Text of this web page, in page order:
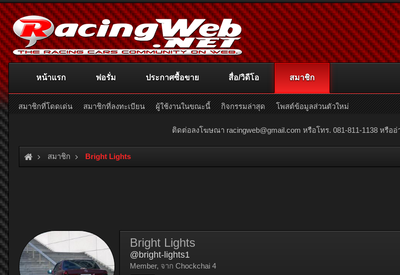
ติดต่อลงโฆษณา racingweb@gmail.com หรือโทร. 081-811-1138 หรือ
สมาชิก Bright Lights
Bright Lights
@bright-lights1
Member, จาก Chockchai 4
หน้าแรก ฟอรั่ม ประกาศซื้อขาย สื่อ/วิดีโอ สมาชิก
สมาชิกที่โดดเด่น สมาชิกที่ลงทะเบียน ผู้ใช้งานในขณะนี้ กิจกรรมล่าสุด โพสต์ข้อมูลส่วนตัวใหม่